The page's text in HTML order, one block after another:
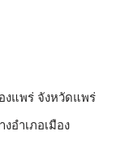
งแพร่ จังหวัดแพร่
อำเภอเมือง